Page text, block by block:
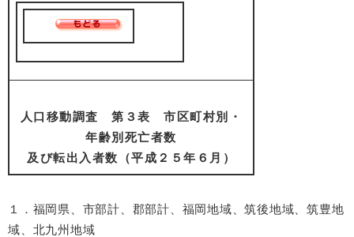
人口移動調査 第３表 市区町村別・
年齢別死亡者数
及び転出入者数（平成２５年６月）
１．福岡県、市部計、郡部計、福岡地域、筑後地域、筑豊地
域、北九州地域